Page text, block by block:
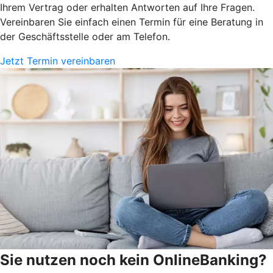
Ihrem Vertrag oder erhalten Antworten auf Ihre Fragen.
Vereinbaren Sie einfach einen Termin für eine Beratung in
der Geschäftsstelle oder am Telefon.
Jetzt Termin vereinbaren
Sie nutzen noch kein OnlineBanking?